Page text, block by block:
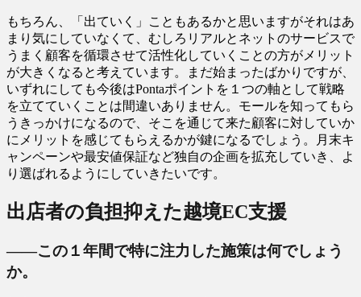
もちろん、「出ていく」こともあるかと思いますがそれはあ
まり気にしていなくて、むしろリアルとネットのサービスで
うまく顧客を循環させて活性化していくことの方がメリット
が大きくなると考えています。まだ始まったばかりですが、
いずれにしても今後はPontaポイントを１つの軸として戦略
を立てていくことは間違いありません。モールを知ってもら
うきっかけになるので、そこを通じて来た顧客に対していか
にメリットを感じてもらえるかが鍵になるでしょう。月末キ
ャンペーンや最安値保証など独自の企画を拡充していき、よ
り選ばれるようにしていきたいです。
出店者の負担抑えた越境EC支援
――この１年間で特に注力した施策は何でしょう
か。